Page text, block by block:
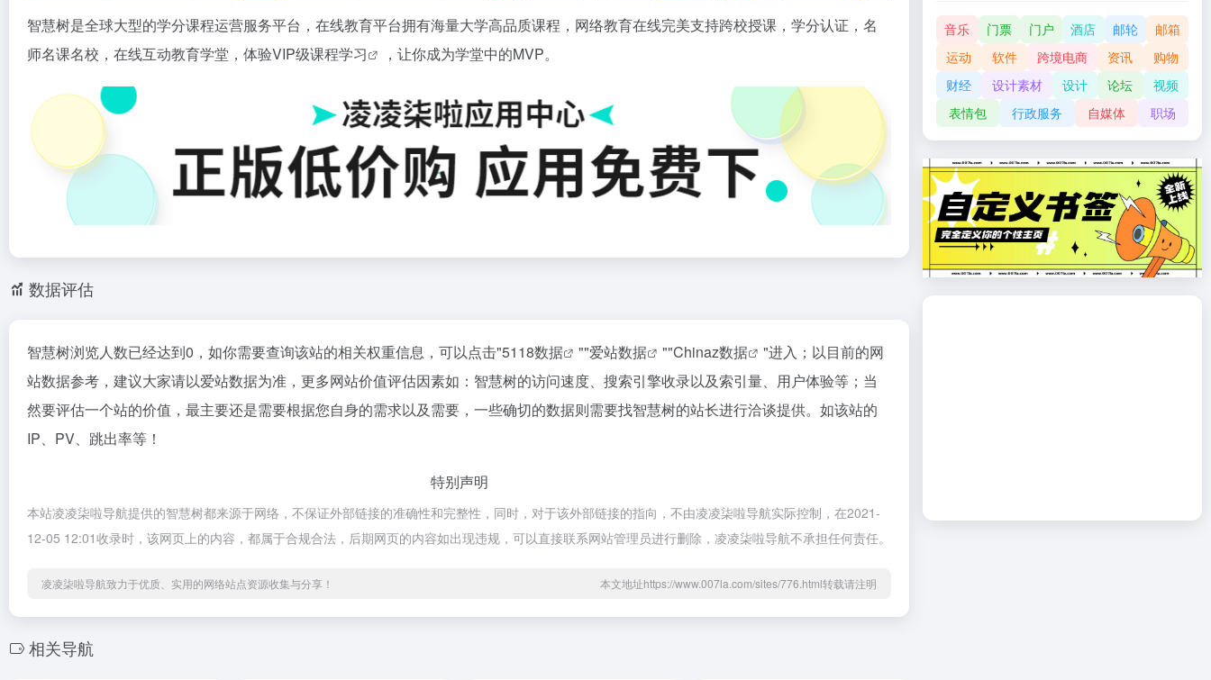
智慧树是全球大型的学分课程运营服务平台，在线教育平台拥有海量大学高品质课程，网络教育在线完美支持跨校授课，学分认证，名
师名课名校，在线互动教育学堂，体验VIP级课程学习 ，让你成为学堂中的MVP。
数据评估
智慧树浏览人数已经达到0，如你需要查询该站的相关权重信息，可以点击"5118数据 ""爱站数据 ""Chinaz数据
"进入；以目前的网
站数据参考，建议大家请以爱站数据为准，更多网站价值评估因素如：智慧树的访问速度、搜索引擎收录以及索引量、用户体验等；当
然要评估一个站的价值，最主要还是需要根据您自身的需求以及需要，一些确切的数据则需要找智慧树的站长进行洽谈提供。如该站的
IP、PV、跳出率等！
特别声明
本站凌凌柒啦导航提供的智慧树都来源于网络，不保证外部链接的准确性和完整性，同时，对于该外部链接的指向，不由凌凌柒啦导航实际控制，在2021-
12-05 12:01收录时，该网页上的内容，都属于合规合法，后期网页的内容如出现违规，可以直接联系网站管理员进行删除，凌凌柒啦导航不承担任何责任。
凌凌柒啦导航致力于优质、实用的网络站点资源收集与分享！ 本文地址https://www.007la.com/sites/776.html转载请注明
相关导航
音乐 门票 门户 酒店 邮轮
邮箱
运动
软件 跨境电商 资讯
购物
财经
设计素材 设计 论坛
视频
表情包
行政服务 自媒体 职场